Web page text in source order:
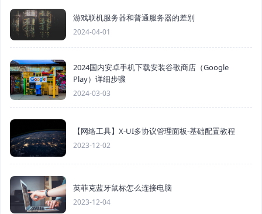
游戏联机服务器和普通服务器的差别
2024-04-01
2024国内安卓手机下载安装谷歌商店（Google
Play）详细步骤
2024-03-03
【网络工具】X-UI多协议管理面板-基础配置教程
2023-12-02
英菲克蓝牙鼠标怎么连接电脑
2023-12-04